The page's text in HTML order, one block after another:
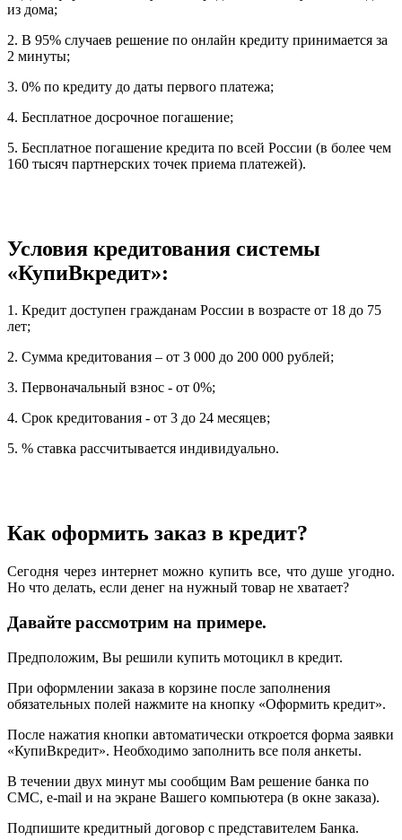
из дома;
2. В 95% случаев решение по онлайн кредиту принимается за
2 минуты;
3. 0% по кредиту до даты первого платежа;
4. Бесплатное досрочное погашение;
5. Бесплатное погашение кредита по всей России (в более чем
160 тысяч партнерских точек приема платежей).
Условия кредитования системы
«КупиВкредит»:
1. Кредит доступен гражданам России в возрасте от 18 до 75
лет;
2. Сумма кредитования – от 3 000 до 200 000 рублей;
3. Первоначальный взнос - от 0%;
4. Срок кредитования - от 3 до 24 месяцев;
5. % ставка рассчитывается индивидуально.
Как оформить заказ в кредит?
Сегодня через интернет можно купить все, что душе угодно.
Но что делать, если денег на нужный товар не хватает?
Давайте рассмотрим на примере.
Предположим, Вы решили купить мотоцикл в кредит.
При оформлении заказа в корзине после заполнения
обязательных полей нажмите на кнопку «Оформить кредит».
После нажатия кнопки автоматически откроется форма заявки
«КупиВкредит». Необходимо заполнить все поля анкеты.
В течении двух минут мы сообщим Вам решение банка по
СМС, e-mail и на экране Вашего компьютера (в окне заказа).
Подпишите кредитный договор с представителем Банка.